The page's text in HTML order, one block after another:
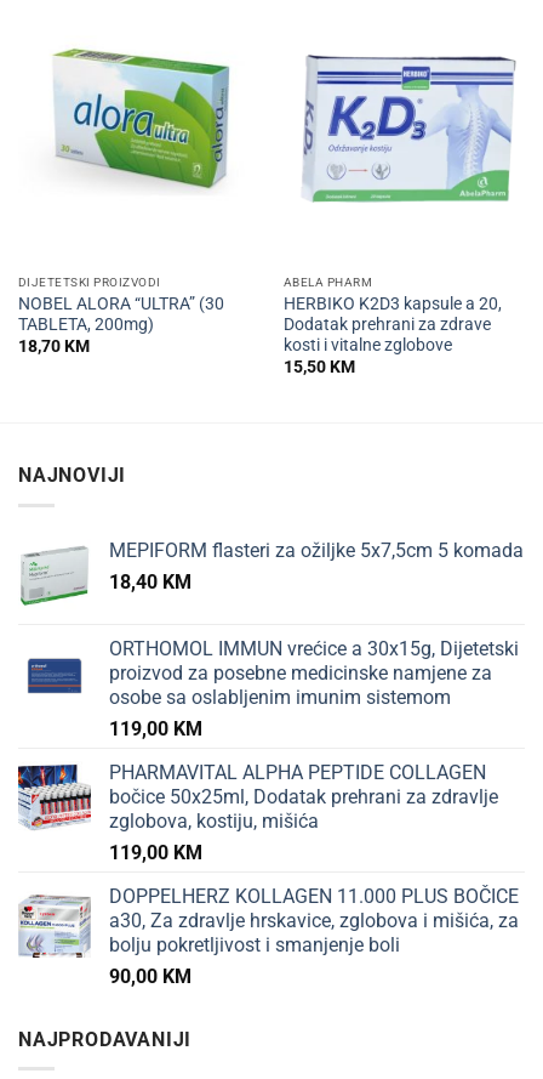
DIJETETSKI PROIZVODI
NOBEL ALORA “ULTRA” (30
TABLETA, 200mg)
18,70KM
ABELA PHARM
HERBIKO K2D3 kapsule a 20,
Dodatak prehrani za zdrave
kosti i vitalne zglobove
15,50KM
NAJNOVIJI
MEPIFORM flasteri za ožiljke 5x7,5cm 5 komada
18,40 KM
ORTHOMOL IMMUN vrećice a 30x15g, Dijetetski
proizvod za posebne medicinske namjene za
osobe sa oslabljenim imunim sistemom
119,00 KM
PHARMAVITAL ALPHA PEPTIDE COLLAGEN
bočice 50x25ml, Dodatak prehrani za zdravlje
zglobova, kostiju, mišića
119,00 KM
DOPPELHERZ KOLLAGEN 11.000 PLUS BOČICE
a30, Za zdravlje hrskavice, zglobova i mišića, za
bolju pokretljivost i smanjenje boli
90,00 KM
NAJPRODAVANIJI